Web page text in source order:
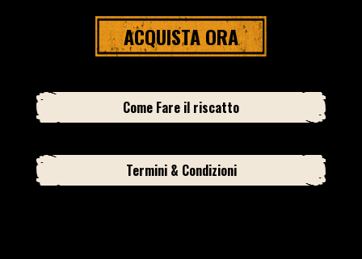
ACQUISTA ORA
Come Fare il riscatto
Termini & Condizioni